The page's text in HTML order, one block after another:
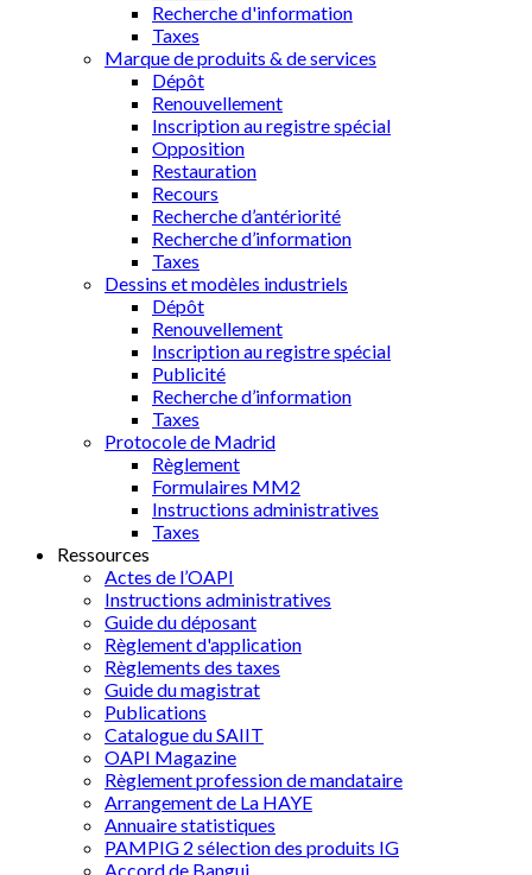
Recherche d'information
Taxes
Marque de produits & de services
Dépôt
Renouvellement
Inscription au registre spécial
Opposition
Restauration
Recours
Recherche d’antériorité
Recherche d’information
Taxes
Dessins et modèles industriels
Dépôt
Renouvellement
Inscription au registre spécial
Publicité
Recherche d’information
Taxes
Protocole de Madrid
Règlement
Formulaires MM2
Instructions administratives
Taxes
Ressources
Actes de l’OAPI
Instructions administratives
Guide du déposant
Règlement d'application
Règlements des taxes
Guide du magistrat
Publications
Catalogue du SAIIT
OAPI Magazine
Règlement profession de mandataire
Arrangement de La HAYE
Annuaire statistiques
PAMPIG 2 sélection des produits IG
Accord de Bangui